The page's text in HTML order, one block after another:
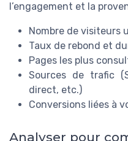
l’engagement et la
Nombre de visiteurs
Taux de rebond et
Pages les plus
Sources de trafic
direct, etc.)
Conversions liées à
Analyser pour